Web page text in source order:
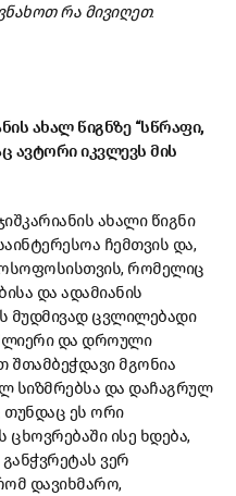
რა მივიღეთ.
ახალ წიგნზე “სწრაფი,
ავტორი იკვლევს მის
ახალი წიგნი
ჩემთვის და,
რომელიც
და ადამიანის
მუდმივად ცვლილებადი
და დროული
შთამბეჭდავი მგონია
სიზმრებსა და დაჩაგრულ
თუნდაც ეს ორი
ცხოვრებაში ისე ხდება,
ვერ
დავიხმარო,